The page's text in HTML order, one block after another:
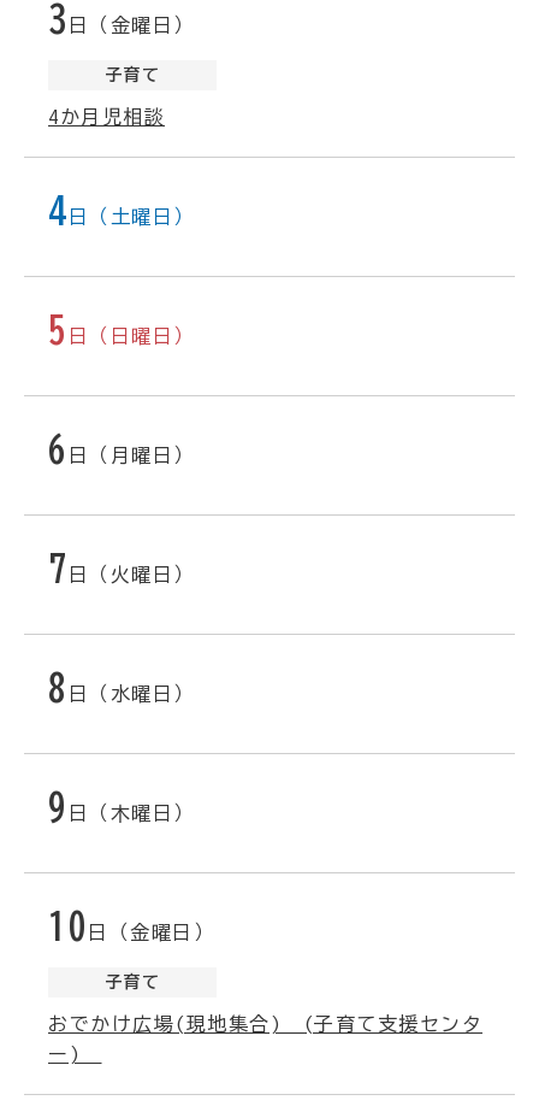
3 日（金曜日）
子育て
4か月児相談
4 日（土曜日）
5 日（日曜日）
6 日（月曜日）
7 日（火曜日）
8 日（水曜日）
9 日（木曜日）
10 日（金曜日）
子育て
おでかけ広場(現地集合) (子育て支援センタ
ー)